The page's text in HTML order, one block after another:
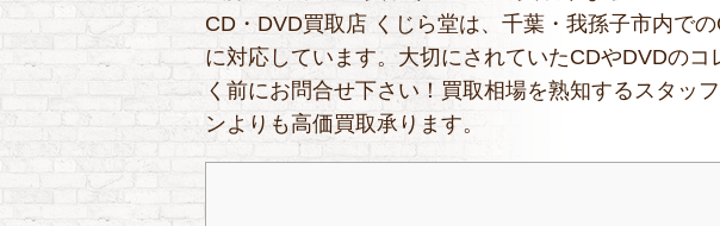
CD・DVD買取店 くじら堂は、千葉・我孫子市内で
に対応しています。大切にされていたCDやDVDの
く前にお問合せ下さい！買取相場を熟知するスタッ
ンよりも高価買取承ります。